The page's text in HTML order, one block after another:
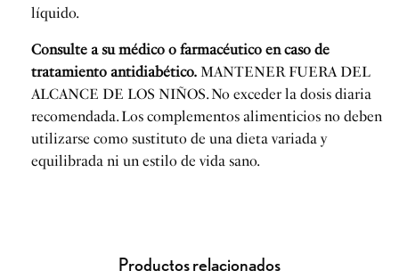
líquido.
Consulte a su médico o farmacéutico en caso de
tratamiento antidiabético. MANTENER FUERA DEL
ALCANCE DE LOS NIÑOS. No exceder la dosis diaria
recomendada. Los complementos alimenticios no deben
utilizarse como sustituto de una dieta variada y
equilibrada ni un estilo de vida sano.
Productos relacionados